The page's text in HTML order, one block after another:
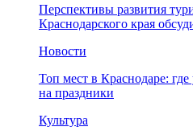
Перспективы развития
Краснодарского края
Новости
Топ мест в Краснодаре:
на праздники
Культура